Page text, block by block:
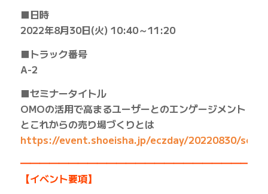
■日時
2022年8月30日(火) 10:40～11:20
■トラック番号
A-2
■セミナータイトル
OMOの活用で高まるユーザーとのエンゲージメント
とこれからの売り場づくりとは
https://event.shoeisha.jp/eczday/20220830/
【イベント要項】